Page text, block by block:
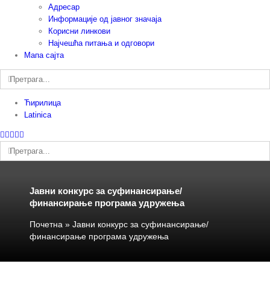
Адресар
Информације од јавног значаја
Корисни линкови
Најчешћа питања и одговори
Мапа сајта
Претрага:
Ћирилица
Latinica
Facebook
Instagram
YouTube
Twitter
пошта
Претрага:
Јавни конкурс за суфинансирање/
финансирање програма удружења
Почетна »Јавни конкурс за суфинансирање/
финансирање програма удружења